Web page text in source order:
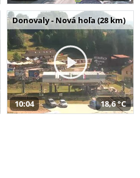
Donovaly - Nová hoľa (28 km)
10:04 18,6 °C